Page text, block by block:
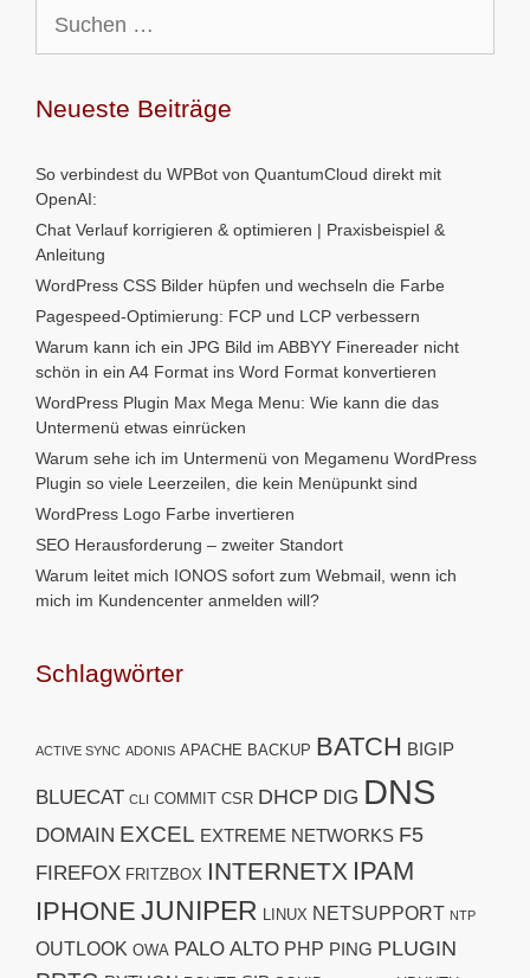
nach:
Neueste Beiträge
So verbindest du WPBot von QuantumCloud direkt mit
OpenAI:
Chat Verlauf korrigieren & optimieren | Praxisbeispiel &
Anleitung
WordPress CSS Bilder hüpfen und wechseln die Farbe
Pagespeed-Optimierung: FCP und LCP verbessern
Warum kann ich ein JPG Bild im ABBYY Finereader nicht
schön in ein A4 Format ins Word Format konvertieren
WordPress Plugin Max Mega Menu: Wie kann die das
Untermenü etwas einrücken
Warum sehe ich im Untermenü von Megamenu WordPress
Plugin so viele Leerzeilen, die kein Menüpunkt sind
WordPress Logo Farbe invertieren
SEO Herausforderung – zweiter Standort
Warum leitet mich IONOS sofort zum Webmail, wenn ich
mich im Kundencenter anmelden will?
Schlagwörter
ACTIVE SYNC ADONIS APACHE BACKUP BATCH BIGIP
BLUECAT CLI COMMIT CSR DHCP DIG DNS
DOMAIN EXCEL EXTREME NETWORKS F5
FIREFOX FRITZBOX INTERNETX IPAM
IPHONE JUNIPER LINUX NETSUPPORT NTP
OUTLOOK OWA PALO ALTO PHP PING PLUGIN